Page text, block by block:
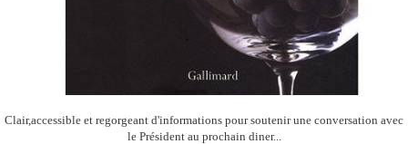
Clair,accessible et regorgeant d'informations pour soutenir une conversation avec
le Président au prochain diner...